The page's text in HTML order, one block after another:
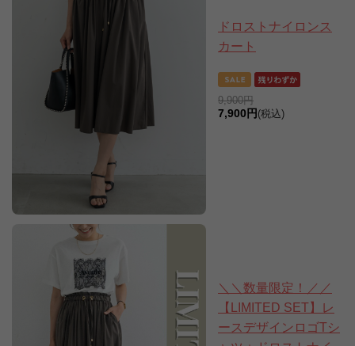
ドロストナイロンス
カート
9,900円
7,900円 (税込)
＼＼数量限定！／／
【LIMITED SET】レ
ースデザインロゴTシ